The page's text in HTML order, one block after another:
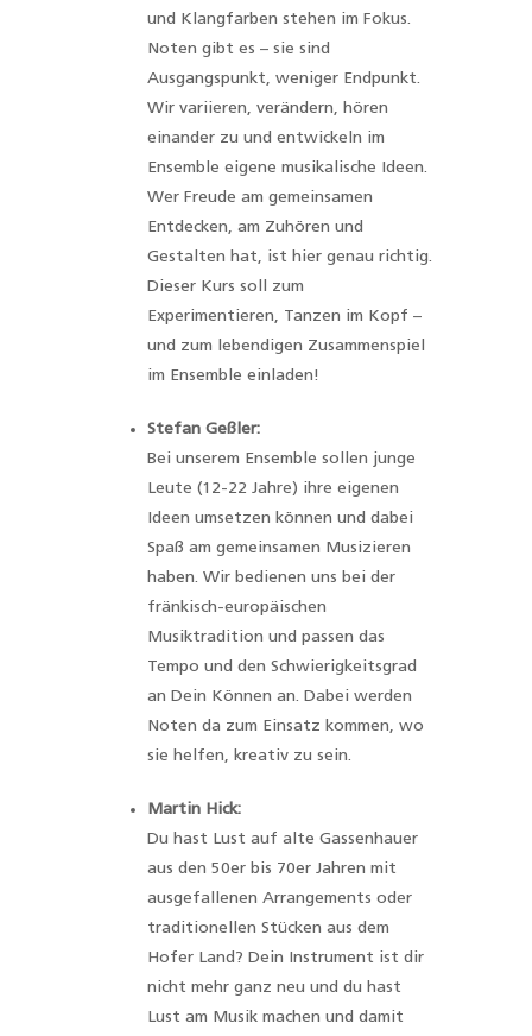
und Klangfarben stehen im Fokus.
Noten gibt es – sie sind
Ausgangspunkt, weniger Endpunkt.
Wir variieren, verändern, hören
einander zu und entwickeln im
Ensemble eigene musikalische Ideen.
Wer Freude am gemeinsamen
Entdecken, am Zuhören und
Gestalten hat, ist hier genau richtig.
Dieser Kurs soll zum
Experimentieren, Tanzen im Kopf –
und zum lebendigen Zusammenspiel
im Ensemble einladen!
Stefan Geßler:
Bei unserem Ensemble sollen junge
Leute (12-22 Jahre) ihre eigenen
Ideen umsetzen können und dabei
Spaß am gemeinsamen Musizieren
haben. Wir bedienen uns bei der
fränkisch-europäischen
Musiktradition und passen das
Tempo und den Schwierigkeitsgrad
an Dein Können an. Dabei werden
Noten da zum Einsatz kommen, wo
sie helfen, kreativ zu sein.
Martin Hick:
Du hast Lust auf alte Gassenhauer
aus den 50er bis 70er Jahren mit
ausgefallenen Arrangements oder
traditionellen Stücken aus dem
Hofer Land? Dein Instrument ist dir
nicht mehr ganz neu und du hast
Lust am Musik machen und damit